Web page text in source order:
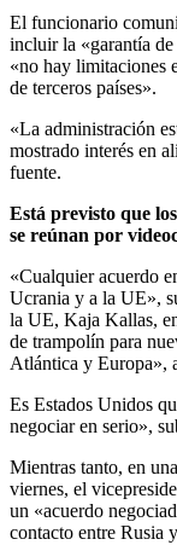
El funcionario
incluir la «garantía
«no hay limitaciones
de terceros países».
«La administración
mostrado interés en
fuente.
Está previsto que
se reúnan por
«Cualquier acuerdo
Ucrania y a la UE»,
la UE, Kaja Kallas,
de trampolín para
Atlántica y Europa»,
Es Estados Unidos
negociar en serio»,
Mientras tanto, en
viernes, el
un «acuerdo
contacto entre Rusia